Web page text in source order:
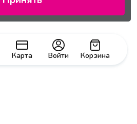
Карта Корзина
Войти